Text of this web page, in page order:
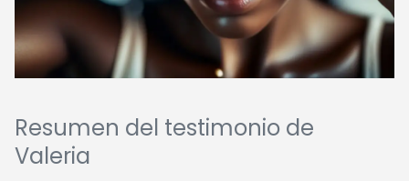
Resumen del testimonio de
Valeria